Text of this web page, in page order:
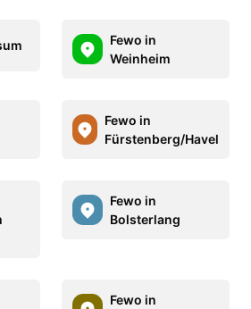
Fewo in
Weinheim
Fewo in
Fürstenberg/Havel
Fewo in
Bolsterlang
Fewo in